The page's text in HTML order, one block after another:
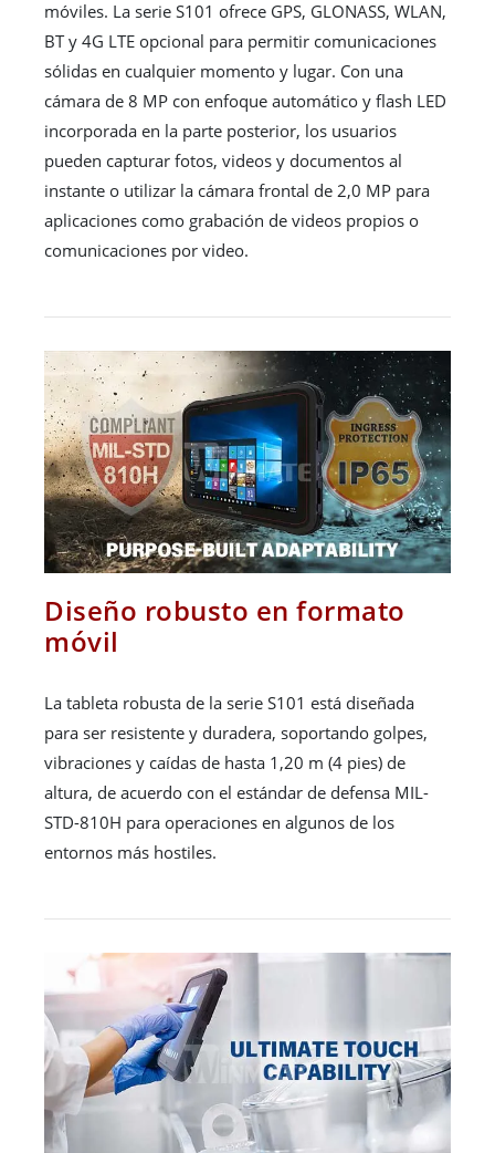
móviles. La serie S101 ofrece GPS, GLONASS, WLAN,
BT y 4G LTE opcional para permitir comunicaciones
sólidas en cualquier momento y lugar. Con una
cámara de 8 MP con enfoque automático y flash LED
incorporada en la parte posterior, los usuarios
pueden capturar fotos, videos y documentos al
instante o utilizar la cámara frontal de 2,0 MP para
aplicaciones como grabación de videos propios o
comunicaciones por video.
Diseño robusto en formato
móvil
La tableta robusta de la serie S101 está diseñada
para ser resistente y duradera, soportando golpes,
vibraciones y caídas de hasta 1,20 m (4 pies) de
altura, de acuerdo con el estándar de defensa MIL-
STD-810H para operaciones en algunos de los
entornos más hostiles.